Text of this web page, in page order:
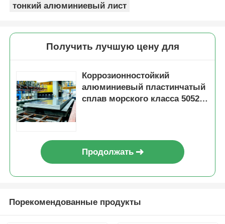
тонкий алюминиевый лист
Получить лучшую цену для
Коррозионностойкий
алюминиевый пластинчатый
сплав морского класса 5052
Продолжать
Порекомендованные продукты